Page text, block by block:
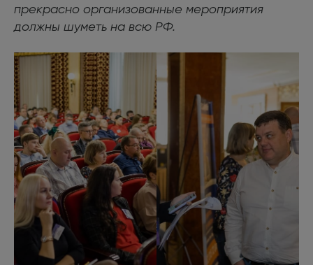
прекрасно организованные мероприятия
должны шуметь на всю РФ.